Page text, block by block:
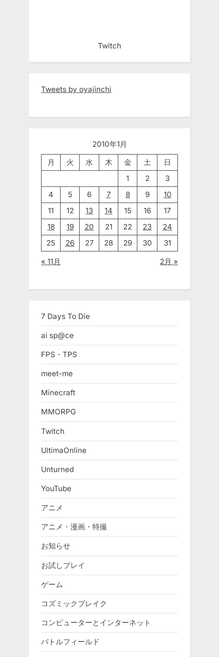
Twitch
Tweets by oyajinchi
2010年1月
月
火 水 木 金 土
日
1
2
3
4
5 6 7 8 9
10
11
12 13 14 15 16
17
18
19 20 21 22 23
24
25
26 27 28 29 30
31
« 11月
2月 »
7 Days To Die
ai sp@ce
FPS・TPS
meet-me
Minecraft
MMORPG
Twitch
UltimaOnline
Unturned
YouTube
アニメ
アニメ・漫画・特撮
お知らせ
お試しプレイ
ゲーム
コズミックブレイク
コンピューターとインターネット
バトルフィールド